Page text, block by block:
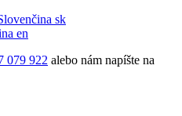
sk
en
079 922 alebo nám napíšte na